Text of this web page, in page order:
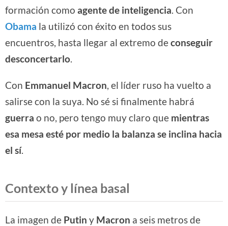
formación como agente de inteligencia . Con
Obama la utilizó con éxito en todos sus
encuentros, hasta llegar al extremo deconseguir
desconcertarlo
Con Emmanuel Macron , el líder ruso ha vuelto a
salirse con la suya. No sé si finalmente habrá
guerra o no, pero tengo muy claro que mientras
esa mesa esté por medio la balanza se inclina hacia
el sí.
Contexto y línea basal
La imagen de Putin y Macron a seis metros de